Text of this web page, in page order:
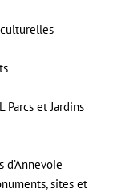
Parcs et Jardins
d’Annevoie
sites et